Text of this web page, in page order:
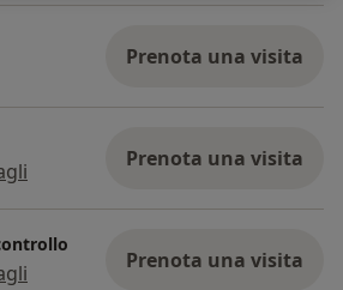
Prenota una visita
Prenota una visita
Prenota una visita